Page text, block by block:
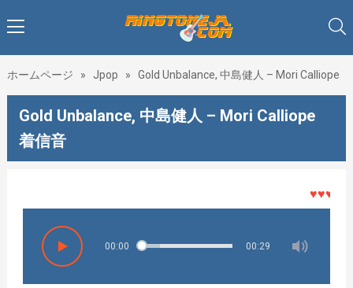
ホームページ » Jpop » Gold Unbalance, 中島健人 – Mori Calliope
Gold Unbalance, 中島健人 – Mori Calliope
着信音
♥♥♥着メ
00:00 00:29